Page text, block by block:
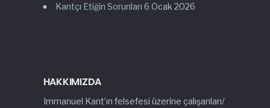
Kantçı Etiğin Sorunları 6 Ocak 2026
HAKKIMIZDA
Immanuel Kant’ın felsefesi üzerine çalışanları/